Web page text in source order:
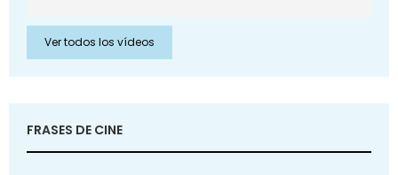
Ver todos los vídeos
FRASES DE CINE